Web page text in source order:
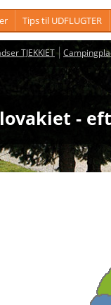
Tips til UDFLUGTER
TJEKKIET
-